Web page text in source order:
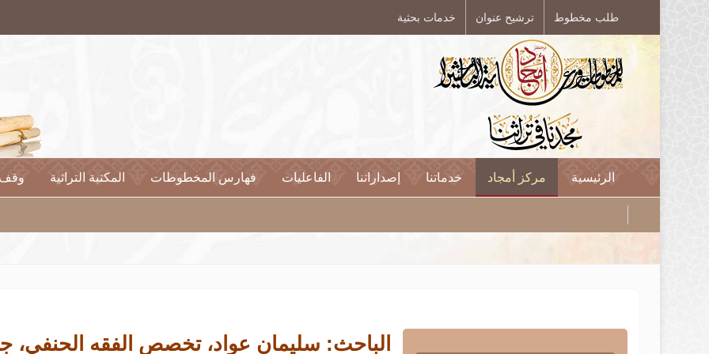
طلب مخطوط ترشيح عنوان خدمات بحثية
الرئيسية مركز أمجاد خدماتنا إصداراتنا الفاعليات فهارس المخطوطات المكتبة التراثية وقف
الباحث: سليمان عواد، تخصص الفقه الحنفي،